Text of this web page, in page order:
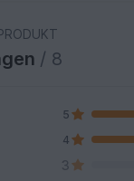
/ 8
5
4
3